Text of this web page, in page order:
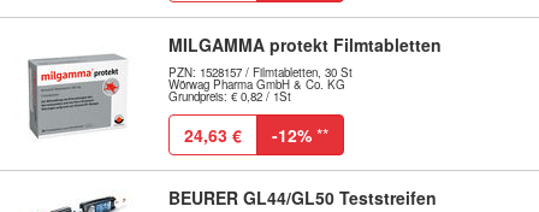
MILGAMMA protekt Filmtabletten
PZN: 1528157 / Filmtabletten, 30 St
Wörwag Pharma GmbH & Co. KG
Grundpreis: € 0,82 / 1St
24,63 € -12% **
BEURER GL44/GL50 Teststreifen